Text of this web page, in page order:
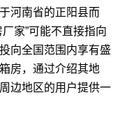
河南省的正阳县而
家”可能不直接指向
向全国范围内享有盛
房，通过介绍其地
边地区的用户提供一